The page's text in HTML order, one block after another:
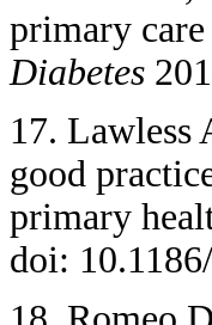
primary
Diabetes
17. Lawless
good
primary
doi: